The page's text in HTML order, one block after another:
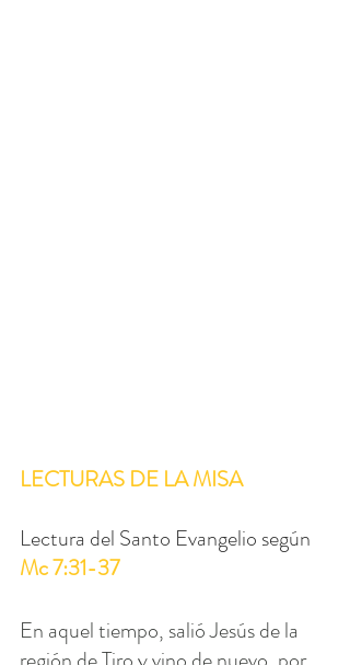
LECTURAS DE LA MISA
Lectura del Santo Evangelio según
Mc 7:31-37
En aquel tiempo, salió Jesús de la